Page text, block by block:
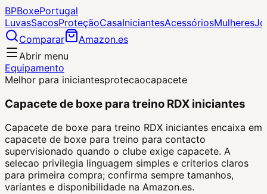
BPBoxePortugal
LuvasSacosProteçãoCasaIniciantesAcessóriosMulheres
Comparar
Amazon.es
Abrir menu
Equipamento
Melhor para iniciantesprotecaocapacete
Capacete de boxe para treino RDX iniciantes
Capacete de boxe para treino RDX iniciantes encaixa em
capacete de boxe para treino para contacto
supervisionado quando o clube exige capacete. A
selecao privilegia linguagem simples e criterios claros
para primeira compra; confirma sempre tamanhos,
variantes e disponibilidade na Amazon.es.